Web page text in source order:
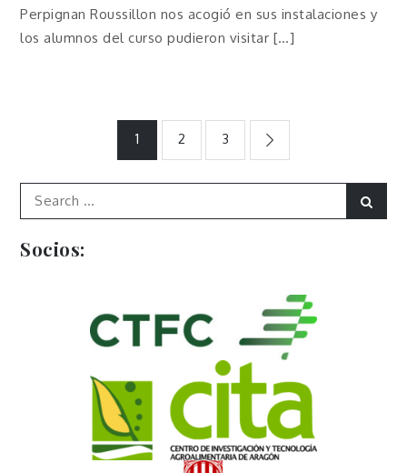
Perpignan Roussillon nos acogió en sus instalaciones y
los alumnos del curso pudieron visitar […]
Navegación
de
entradas
1 2 3
Search
Socios: